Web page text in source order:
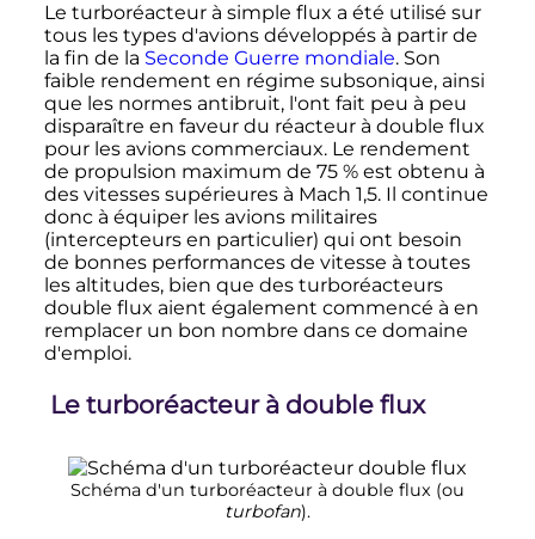
Le turboréacteur à simple flux a été utilisé sur
tous les types d'avions développés à partir de
la fin de la Seconde Guerre mondiale. Son
faible rendement en régime subsonique, ainsi
que les normes antibruit, l'ont fait peu à peu
disparaître en faveur du réacteur à double flux
pour les avions commerciaux. Le rendement
de propulsion maximum de 75 % est obtenu à
des vitesses supérieures à Mach 1,5. Il continue
donc à équiper les avions militaires
(intercepteurs en particulier) qui ont besoin
de bonnes performances de vitesse à toutes
les altitudes, bien que des turboréacteurs
double flux aient également commencé à en
remplacer un bon nombre dans ce domaine
d'emploi.
Le turboréacteur à double flux
Schéma d'un turboréacteur à double flux (ou
turbofan).